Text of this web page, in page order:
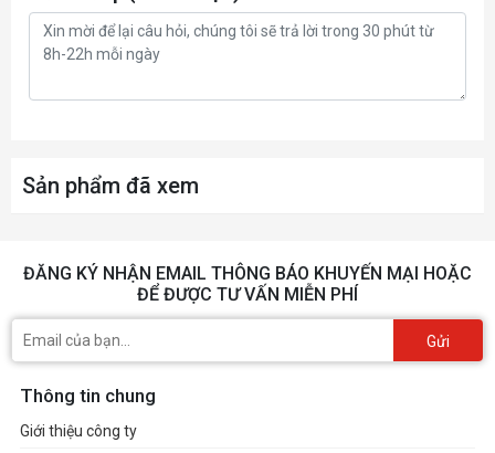
Sản phẩm đã xem
ĐĂNG KÝ NHẬN EMAIL THÔNG BÁO KHUYẾN MẠI HOẶC
ĐỂ ĐƯỢC TƯ VẤN MIỄN PHÍ
Gửi
Thông tin chung
Giới thiệu công ty